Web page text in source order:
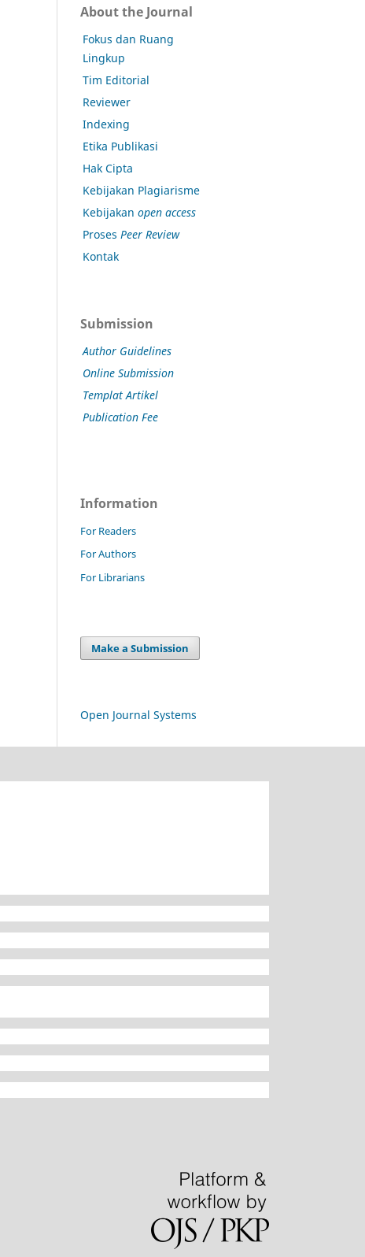
About the Journal
Fokus dan Ruang
Lingkup
Tim Editorial
Reviewer
Indexing
Etika Publikasi
Hak Cipta
Kebijakan Plagiarisme
Kebijakan open access
Proses Peer Review
Kontak
Submission
Author Guidelines
Online Submission
Templat Artikel
Publication Fee
Information
For Readers
For Authors
For Librarians
Make a Submission
Open Journal Systems